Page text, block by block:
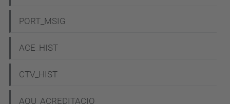
PORT_MSIG
ACE_HIST
CTV_HIST
AQU_ACREDITACIO